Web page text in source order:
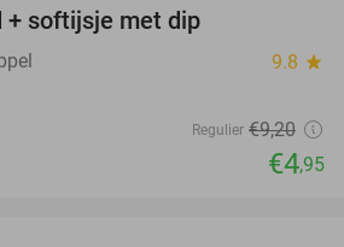
+ softijsje met dip
9.8 star
Regulier €9,20
€4,95